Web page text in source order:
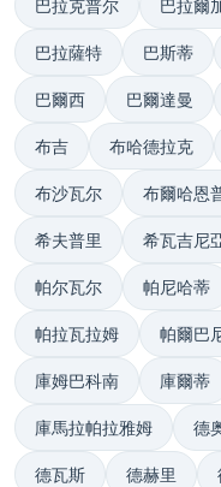
巴拉克普尔 巴拉爾
巴拉薩特 巴斯蒂
巴爾西 巴爾達曼
布吉 布哈德拉克
布沙瓦尔 布爾哈恩
希夫普里 希瓦吉尼
帕尔瓦尔 帕尼哈蒂
帕拉瓦拉姆 帕爾巴
庫姆巴科南 庫爾蒂
庫馬拉帕拉雅姆 德
德瓦斯 德赫里